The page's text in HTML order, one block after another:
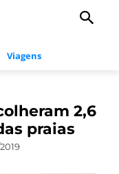
Viagens
2,6
praias